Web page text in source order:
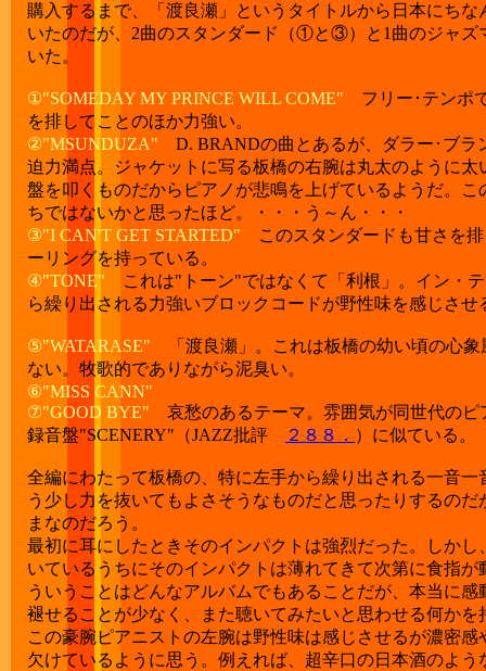
購入するまで、「渡良瀬」というタイトルから日本にち
いたのだが、2曲のスタンダード（①と③）と1曲のジャズ
いた。
①"SOMEDAY MY PRINCE WILL COME" フリー･テンポ
を排してことのほか力強い。
②"MSUNDUZA" D. BRANDの曲とあるが、ダラー･ブラ
迫力満点。ジャケットに写る板橋の右腕は丸太のように
盤を叩くものだからピアノが悲鳴を上げているようだ。
ちではないかと思ったほど。・・・う～ん・・・
③"I CAN'T GET STARTED"
このスタンダードも甘さを
ーリングを持っている。
④"TONE"
これは"トーン"ではなくて「利根」。イン・
ら繰り出される力強いブロックコードが野性味を感じさせ
⑤"WATARASE"
「渡良瀬」。これは板橋の幼い頃の心
ない。牧歌的でありながら泥臭い。
⑥"MISS CANN"
⑦"GOOD BYE" 哀愁のあるテーマ。雰囲気が同世代のピ
録音盤"SCENERY"（JAZZ批評
２８８． ）に似ている。
全編にわたって板橋の、特に左手から繰り出される一音
う少し力を抜いてもよさそうなものだと思ったりするの
まなのだろう。
最初に耳にしたときそのインパクトは強烈だった。しかし
いているうちにそのインパクトは薄れてきて次第に食指
ういうことはどんなアルバムでもあることだが、本当に
褪せることが少なく、また聴いてみたいと思わせる何かを
この豪腕ピアニストの左腕は野性味は感じさせるが濃密
欠けているように思う。例えれば、超辛口の日本酒のよ